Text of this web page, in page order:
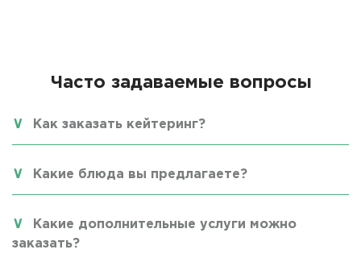
Часто задаваемые вопросы
Как заказать кейтеринг?
Какие блюда вы предлагаете?
Какие дополнительные услуги можно
заказать?